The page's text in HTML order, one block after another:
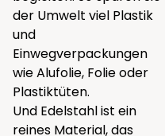
der Umwelt viel Plastik
und
Einwegverpackungen
wie Alufolie, Folie oder
Plastiktüten.
Und Edelstahl ist ein
reines Material, das